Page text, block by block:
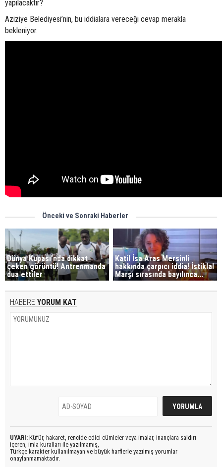
yapılacaktır?
Aziziye Belediyesi’nin, bu iddialara vereceği cevap merakla
bekleniyor.
Önceki ve Sonraki Haberler
Dünya Kupası'nda dikkat
çeken görüntü! Antrenmanda
dua ettiler
Katil İsa Aras Mersinli
hakkında çarpıcı iddia! İstiklal
Marşı sırasında bayılınca...
HABERE YORUM KAT
UYARI: Küfür, hakaret, rencide edici cümleler veya imalar, inançlara saldırı
içeren, imla kuralları ile yazılmamış,
Türkçe karakter kullanılmayan ve büyük harflerle yazılmış yorumlar
onaylanmamaktadır.